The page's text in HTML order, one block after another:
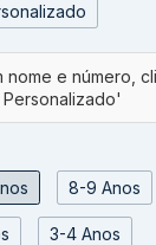
8-9 Anos
3-4 Anos